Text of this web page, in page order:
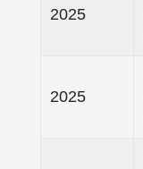
2025
2025